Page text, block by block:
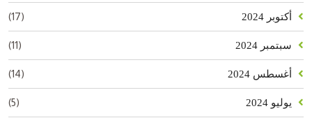
أكتوبر 2024 (17)
سبتمبر 2024 (11)
أغسطس 2024 (14)
يوليو 2024 (5)